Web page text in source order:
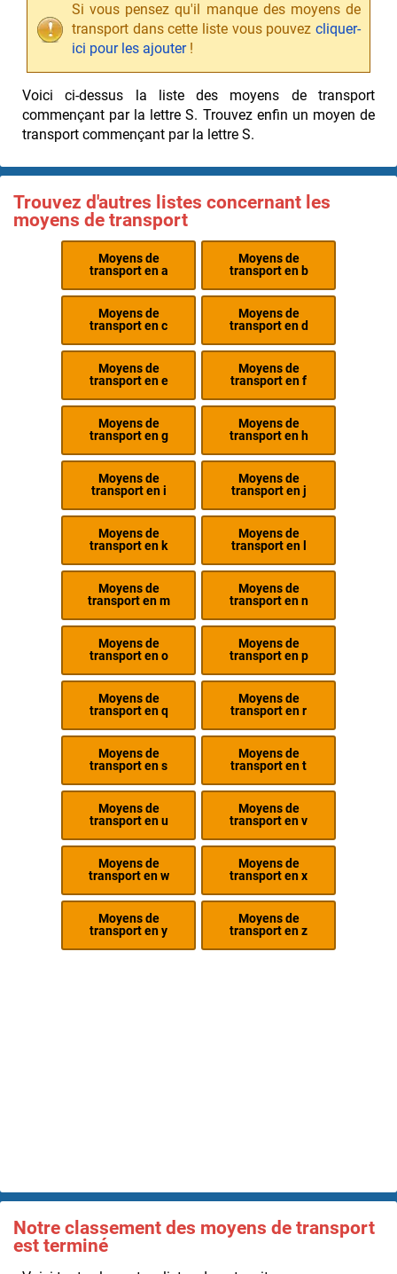
Si vous pensez qu'il manque des moyens de
transport dans cette liste vous pouvez cliquer-
ici pour les ajouter!
Voici ci-dessus la liste des moyens de transport
commençant par la lettre S. Trouvez enfin un moyen de
transport commençant par la lettre S.
Trouvez d'autres listes concernant les
moyens de transport
Moyens de
transport en a
Moyens de
transport en b
Moyens de
transport en c
Moyens de
transport en d
Moyens de
transport en e
Moyens de
transport en f
Moyens de
transport en g
Moyens de
transport en h
Moyens de
transport en i
Moyens de
transport en j
Moyens de
transport en k
Moyens de
transport en l
Moyens de
transport en m
Moyens de
transport en n
Moyens de
transport en o
Moyens de
transport en p
Moyens de
transport en q
Moyens de
transport en r
Moyens de
transport en s
Moyens de
transport en t
Moyens de
transport en u
Moyens de
transport en v
Moyens de
transport en w
Moyens de
transport en x
Moyens de
transport en y
Moyens de
transport en z
Notre classement des moyens de transport
est terminé